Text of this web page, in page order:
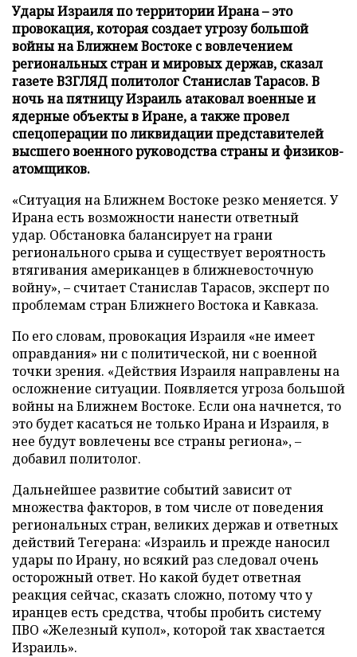
Удары Израиля по территории Ирана – это
провокация, которая создает угрозу большой
войны на Ближнем Востоке с вовлечением
региональных стран и мировых держав, сказал
газете ВЗГЛЯД политолог Станислав Тарасов. В
ночь на пятницу Израиль атаковал военные и
ядерные объекты в Иране, а также провел
спецоперации по ликвидации представителей
высшего военного руководства страны и физиков-
атомщиков.
«Ситуация на Ближнем Востоке резко меняется. У
Ирана есть возможности нанести ответный
удар. Обстановка балансирует на грани
регионального срыва и существует вероятность
втягивания американцев в ближневосточную
войну», – считает Станислав Тарасов, эксперт по
проблемам стран Ближнего Востока и Кавказа.
По его словам, провокация Израиля «не имеет
оправдания» ни с политической, ни с военной
точки зрения. «Действия Израиля направлены на
осложнение ситуации. Появляется угроза большой
войны на Ближнем Востоке. Если она начнется, то
это будет касаться не только Ирана и Израиля, в
нее будут вовлечены все страны региона», –
добавил политолог.
Дальнейшее развитие событий зависит от
множества факторов, в том числе от поведения
региональных стран, великих держав и ответных
действий Тегерана: «Израиль и прежде наносил
удары по Ирану, но всякий раз следовал очень
осторожный ответ. Но какой будет ответная
реакция сейчас, сказать сложно, потому что у
иранцев есть средства, чтобы пробить систему
ПВО «Железный купол», которой так хвастается
Израиль».